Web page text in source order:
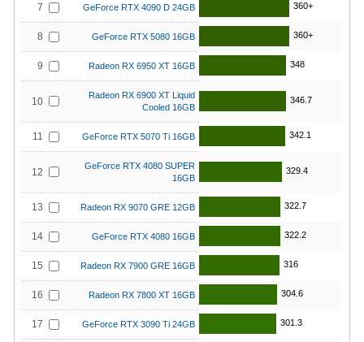
7 GeForce RTX 4090 D 24GB 360+
8 GeForce RTX 5080 16GB 360+
9 Radeon RX 6950 XT 16GB 348
10
Radeon RX 6900 XT Liquid
Cooled 16GB
346.7
11 GeForce RTX 5070 Ti 16GB 342.1
12
GeForce RTX 4080 SUPER
16GB
329.4
13 Radeon RX 9070 GRE 12GB 322.7
14 GeForce RTX 4080 16GB 322.2
15 Radeon RX 7900 GRE 16GB 316
16 Radeon RX 7800 XT 16GB 304.6
17 GeForce RTX 3090 Ti 24GB 301.3